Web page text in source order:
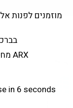
מוזמנים לפנות
ARX מחשבים
in 5 seconds